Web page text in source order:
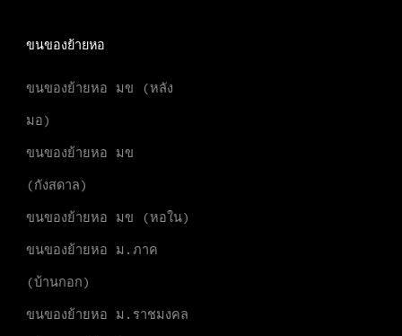
ขนของย้ายหอ
ขนของย้ายหอ มข (หลัง
มอ)
ขนของย้ายหอ มข
(กังสดาล)
ขนของย้ายหอ มข (หอใน)
ขนของย้ายหอ ม.ภาค
(บ้านกอก)
ขนของย้ายหอ ม.ราชมงคล